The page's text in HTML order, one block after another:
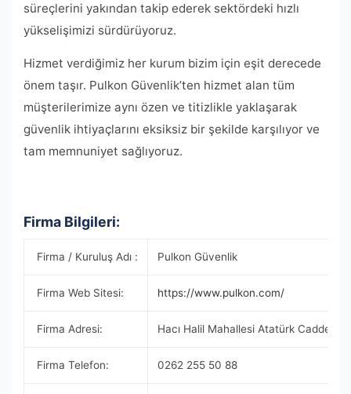
süreçlerini yakından takip ederek sektördeki hızlı
yükselişimizi sürdürüyoruz.
Hizmet verdiğimiz her kurum bizim için eşit derecede
önem taşır. Pulkon Güvenlik’ten hizmet alan tüm
müşterilerimize aynı özen ve titizlikle yaklaşarak
güvenlik ihtiyaçlarını eksiksiz bir şekilde karşılıyor ve
tam memnuniyet sağlıyoruz.
Firma Bilgileri:
Firma / Kuruluş Adı : Pulkon Güvenlik
Firma Web Sitesi: https://www.pulkon.com/
Firma Adresi: Hacı Halil Mahallesi Atatürk Caddesi
Firma Telefon: 0262 255 50 88